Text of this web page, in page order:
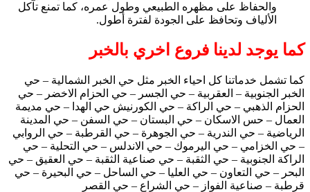
والحفاظ على مظهره الطبيعي وطول عمره، كما تمنع تآكل
الألياف وتحافظ على الجودة لفترة أطول.
كما يوجد لدينا فروع اخري بالخبر
كما تشمل خدماتنا كل احياء الخبر مثل حي الخبر الشمالية – حي
الخبر الجنوبية – العقربية – حي الجسر – حي الحزام الاخضر – حي
الحزام الذهبي – حي الراكة – حي الكورنيش حي الهدا – حي مديمة
العمال – حس الاسكان – حي البستان – حي السفن – حي المدينة
الرياضية – حي الندرية – حي الجوهرة – حي القرطبة – حي الروابي
– حي الخزامي – حي اليرموك – حي الاندلس – حي التحلية – حي
الراكة الجنوبية – حي الثقبة – حي صناعية الثقبة – حي العقيق – حي
البحر – حي التعاون – حي العليا – حي الساحل – حي البحيرة – حي
قرطبة – صناعية الفواز – حي الشراع – حي القصر